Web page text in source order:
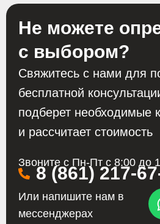
Не можете
с выбором?
Свяжитесь с нами для
бесплатной
подберет необходимые
и рассчитает стоимость
Звоните с Пн-Пт с 8:00 до
8 (861) 217-
Или напишите нам в
мессенджерах